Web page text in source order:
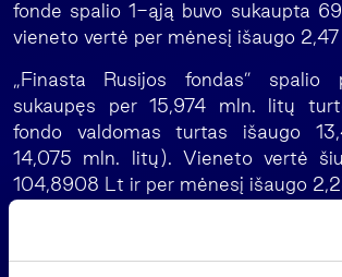
fonde spalio 1-ąją buvo sukaupta
vieneto vertė per mėnesį išaugo 2,47
„Finasta Rusijos fondas” spalio
sukaupęs per 15,974 mln. litų
fondo valdomas turtas išaugo
14,075 mln. litų). Vieneto vertė
104,8908 Lt ir per mėnesį išaugo
„Naujosios Europos fondo” turtas